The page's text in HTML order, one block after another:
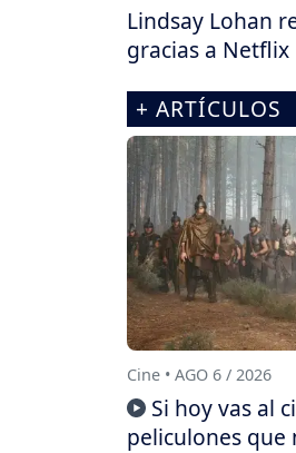
Lindsay Lohan
gracias a Netflix
+ ARTÍCULOS
Cine • AGO 6 / 2026
Si hoy vas al
peliculones que